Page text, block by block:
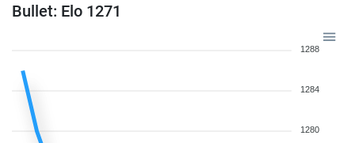
Bullet: Elo 1271
1288
1284
1280